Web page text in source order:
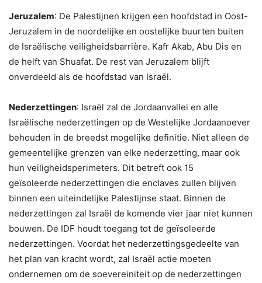
Jeruzalem: De Palestijnen krijgen een hoofdstad in Oost-
Jeruzalem in de noordelijke en oostelijke buurten buiten
de Israëlische veiligheidsbarrière. Kafr Akab, Abu Dis en
de helft van Shuafat. De rest van Jeruzalem blijft
onverdeeld als de hoofdstad van Israël.
Nederzettingen: Israël zal de Jordaanvallei en alle
Israëlische nederzettingen op de Westelijke Jordaanoever
behouden in de breedst mogelijke definitie. Niet alleen de
gemeentelijke grenzen van elke nederzetting, maar ook
hun veiligheidsperimeters. Dit betreft ook 15
geïsoleerde nederzettingen die enclaves zullen blijven
binnen een uiteindelijke Palestijnse staat. Binnen de
nederzettingen zal Israël de komende vier jaar niet kunnen
bouwen. De IDF houdt toegang tot de geïsoleerde
nederzettingen. Voordat het nederzettingsgedeelte van
het plan van kracht wordt, zal Israël actie moeten
ondernemen om de soevereiniteit op de nederzettingen